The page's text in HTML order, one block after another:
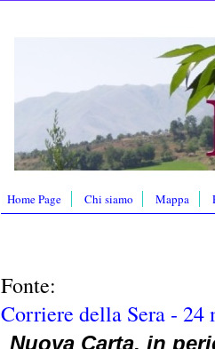
Home Page Chi siamo Mappa
Fonte:
Corriere della Sera - 24
Nuova Carta, in